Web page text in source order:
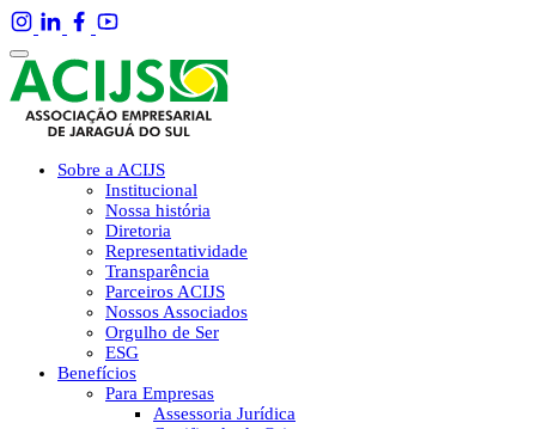
Sobre a ACIJS
Institucional
Nossa história
Diretoria
Representatividade
Transparência
Parceiros ACIJS
Nossos Associados
Orgulho de Ser
ESG
Benefícios
Para Empresas
Assessoria Jurídica